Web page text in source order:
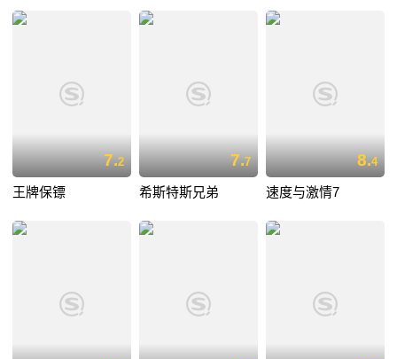
7.2
王牌保镖
7.7
希斯特斯兄弟
8.4
速度与激情7